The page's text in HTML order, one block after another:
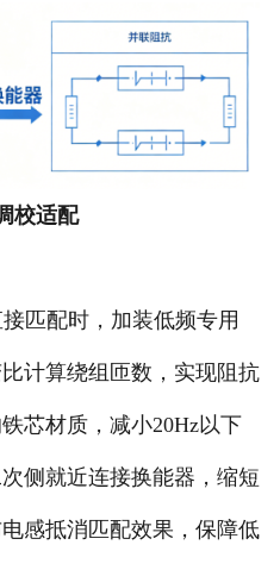
校适配
匹配时，加装低频专用
计算绕组匝数，实现阻抗
芯材质，减小20Hz以下
侧就近连接换能器，缩短
感抵消匹配效果，保障低